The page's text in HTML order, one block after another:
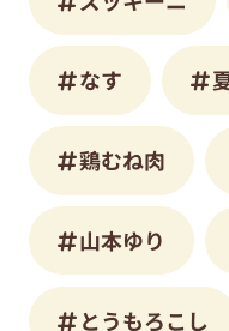
なす
鶏むね肉
山本ゆり
とうもろこし